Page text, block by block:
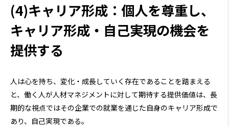
(4)キャリア形成：個人を尊重し、
キャリア形成・自己実現の機会を
提供する
人は心を持ち、変化・成長していく存在であることを踏まえる
と、働く人が人材マネジメントに対して期待する提供価値は、長
期的な視点ではその企業での就業を通じた自身のキャリア形成で
あり、自己実現である。